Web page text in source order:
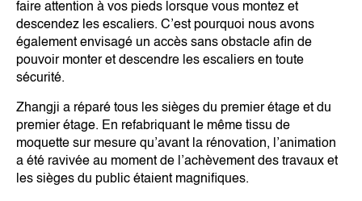
faire attention à vos pieds lorsque vous montez et
descendez les escaliers. C’est pourquoi nous avons
également envisagé un accès sans obstacle afin de
pouvoir monter et descendre les escaliers en toute
sécurité.
Zhangji a réparé tous les sièges du premier étage et du
premier étage. En refabriquant le même tissu de
moquette sur mesure qu’avant la rénovation, l’animation
a été ravivée au moment de l’achèvement des travaux et
les sièges du public étaient magnifiques.